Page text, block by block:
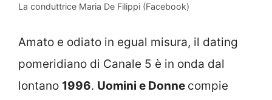
La conduttrice Maria De Filippi (Facebook)
Amato e odiato in egual misura, il dating
pomeridiano di Canale 5 è in onda dal
lontano 1996. Uomini e Donne compie